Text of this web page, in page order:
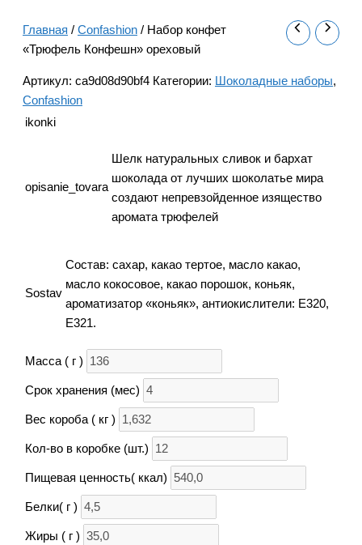
Главная / Confashion / Набор конфет
«Трюфель Конфешн» ореховый
Артикул: ca9d08d90bf4 Категории: Шоколадные наборы,
Confashion
ikonki
opisanie_tovara
Шелк натуральных сливок и бархат
шоколада от лучших шоколатье мира
создают непревзойденное изящество
аромата трюфелей
Sostav
Состав: сахар, какао тертое, масло какао,
масло кокосовое, какао порошок, коньяк,
ароматизатор «коньяк», антиокислители: Е320,
Е321.
Масса ( г )
Срок хранения (мес)
Вес короба ( кг )
Кол-во в коробке (шт.)
Пищевая ценность( ккал)
Белки( г )
Жиры ( г )